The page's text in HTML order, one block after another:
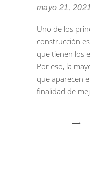
mayo 21, 2021
Uno de los
construcción
que tienen los
Por eso, la
que aparecen
finalidad de